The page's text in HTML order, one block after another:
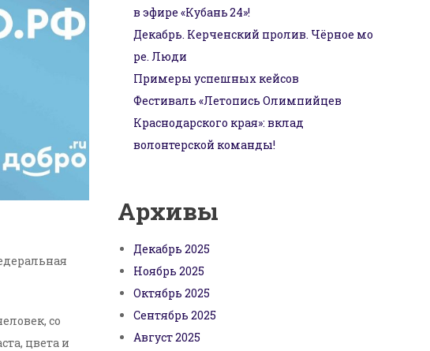
со
цвета и
в эфире «Кубань 24»!
Декабрь. Керченский пролив. Чёрное мо
ре. Люди
Примеры успешных кейсов
Фестиваль «Летопись Олимпийцев
Краснодарского края»: вклад
волонтерской команды!
Архивы
Декабрь 2025
Ноябрь 2025
Октябрь 2025
Сентябрь 2025
Август 2025